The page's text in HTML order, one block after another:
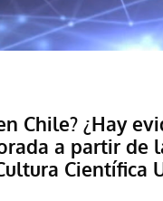
Chile? ¿Hay
a partir de
Científica